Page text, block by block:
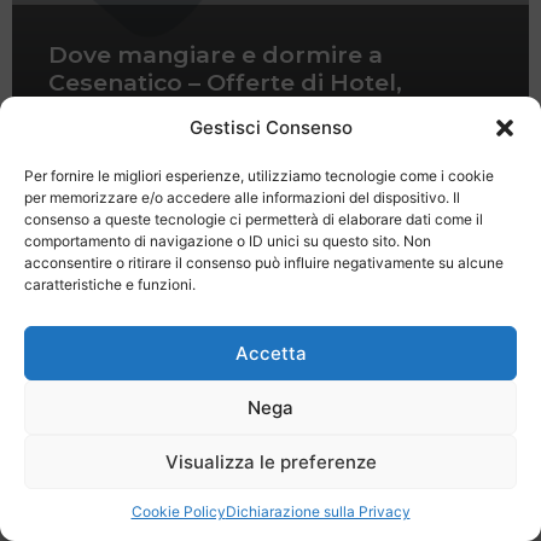
Gestisci Consenso
Per fornire le migliori esperienze, utilizziamo tecnologie come i cookie
per memorizzare e/o accedere alle informazioni del dispositivo. Il
consenso a queste tecnologie ci permetterà di elaborare dati come il
comportamento di navigazione o ID unici su questo sito. Non
acconsentire o ritirare il consenso può influire negativamente su alcune
caratteristiche e funzioni.
Accetta
Nega
Visualizza le preferenze
Cookie PolicyDichiarazione sulla Privacy
Dove mangiare e dormire a
Cesenatico – Offerte di Hotel,
Last Minute
Registrati Contatti
SPECIALE LAST MINUTE - SH WEB